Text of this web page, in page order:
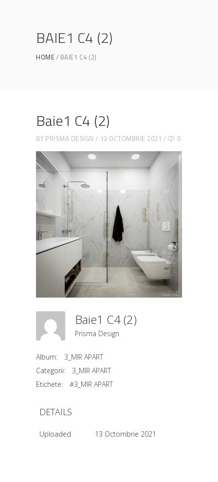
BAIE1 C4 (2)
HOME BAIE1 C4 (2)
Baie1 C4 (2)
BY PRISMA DESIGN 13 OCTOMBRIE 2021 0
Baie1 C4 (2)
Prisma Design
Album:
3_MIR APART
Categorii:
3_MIR APART
Etichete:
#3_MIR APART
DETAILS
Uploaded 13 Octombrie 2021